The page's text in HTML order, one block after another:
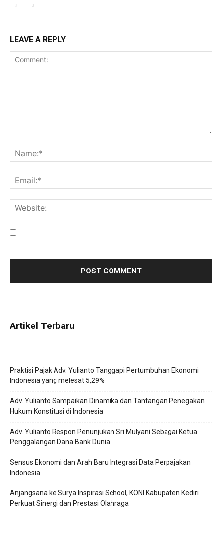
LEAVE A REPLY
Artikel Terbaru
Praktisi Pajak Adv. Yulianto Tanggapi Pertumbuhan Ekonomi
Indonesia yang melesat 5,29%
Adv. Yulianto Sampaikan Dinamika dan Tantangan Penegakan
Hukum Konstitusi di Indonesia
Adv. Yulianto Respon Penunjukan Sri Mulyani Sebagai Ketua
Penggalangan Dana Bank Dunia
Sensus Ekonomi dan Arah Baru Integrasi Data Perpajakan
Indonesia
Anjangsana ke Surya Inspirasi School, KONI Kabupaten Kediri
Perkuat Sinergi dan Prestasi Olahraga